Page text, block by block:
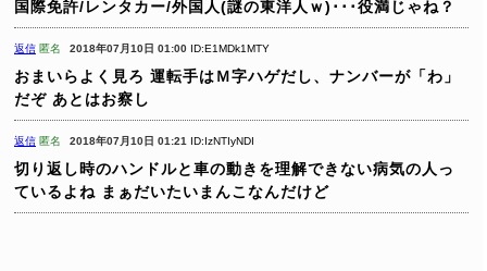
国際免許/レンタカー/外国人(謎の東洋人ｗ)･･･役満じゃね？
返信 匿名 2018年07月10日 01:00 ID:E1MDk1MTY
おまいらよく見ろ 運転手はＭ字ハゲだし、ナンバーが「わ」
だぞ あとはお察し
返信 匿名 2018年07月10日 01:21 ID:IzNTIyNDI
切り返し時のハンドルと車の動きを理解できない病気の人っ
ているよね まぁだいたいまんこなんだけど